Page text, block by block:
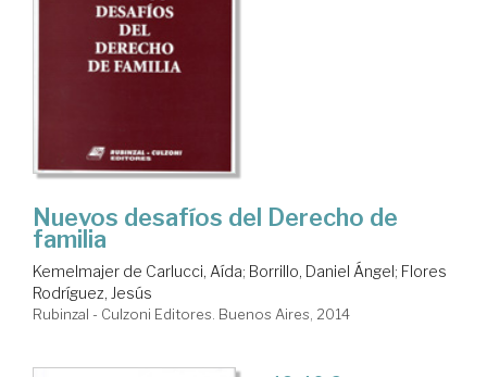
Nuevos desafíos del Derecho de
familia
Kemelmajer de Carlucci, Aída; Borrillo, Daniel Ángel; Flores
Rodríguez, Jesús
Rubinzal - Culzoni Editores. Buenos Aires, 2014